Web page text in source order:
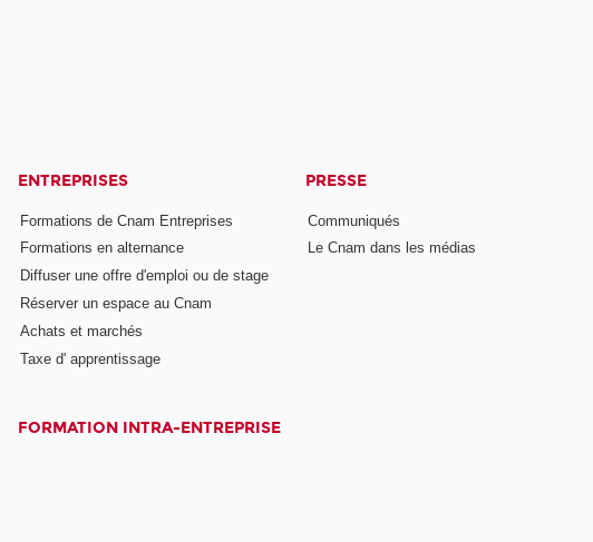
ENTREPRISES
Formations de Cnam Entreprises
Formations en alternance
Diffuser une offre d'emploi ou de stage
Réserver un espace au Cnam
Achats et marchés
Taxe d' apprentissage
PRESSE
Communiqués
Le Cnam dans les médias
FORMATION INTRA-ENTREPRISE